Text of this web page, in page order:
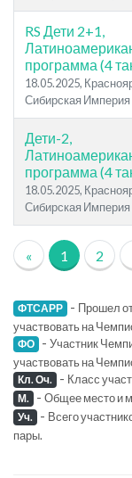
RS Дети 2+1,
программа (4
18.05.2025,
Сибирская Империя
Дети-2,
программа (4
18.05.2025,
Сибирская Империя
« 1 2
ФТСАРР - Прошел
участвовать на
ФО - Участник
участвовать на
Кл. Оч. - Класс
М. - Общее место и
Уч. - Всего
пары.